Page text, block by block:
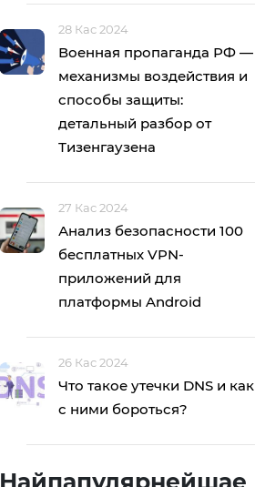
28 Кас 2024
Военная пропаганда РФ —
механизмы воздействия и
способы защиты:
детальный разбор от
Тизенгаузена
27 Кас 2024
Анализ безопасности 100
бесплатных VPN-
приложений для
платформы Android
26 Кас 2024
Что такое утечки DNS и как
с ними бороться?